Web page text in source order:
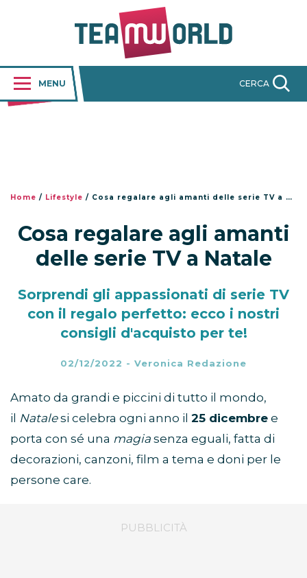
MENU CERCA
Home / Lifestyle / Cosa regalare agli amanti delle serie TV a Natale
Cosa regalare agli amanti
delle serie TV a Natale
Sorprendi gli appassionati di serie TV
con il regalo perfetto: ecco i nostri
consigli d'acquisto per te!
02/12/2022 - Veronica Redazione
Amato da grandi e piccini di tutto il mondo,
il Natalesi celebra ogni anno il 25 dicembre e
porta con sé una magia senza eguali, fatta di
decorazioni, canzoni, film a tema e doni per le
persone care.